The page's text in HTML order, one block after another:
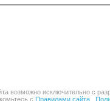
возможно исключительно с
с Правилами сайта .